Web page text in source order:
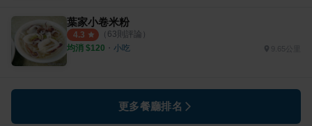
葉家小卷米粉
4.3 （ 63則評論）
均消 $120 ・ 小吃 9.65公里
更多餐廳排名